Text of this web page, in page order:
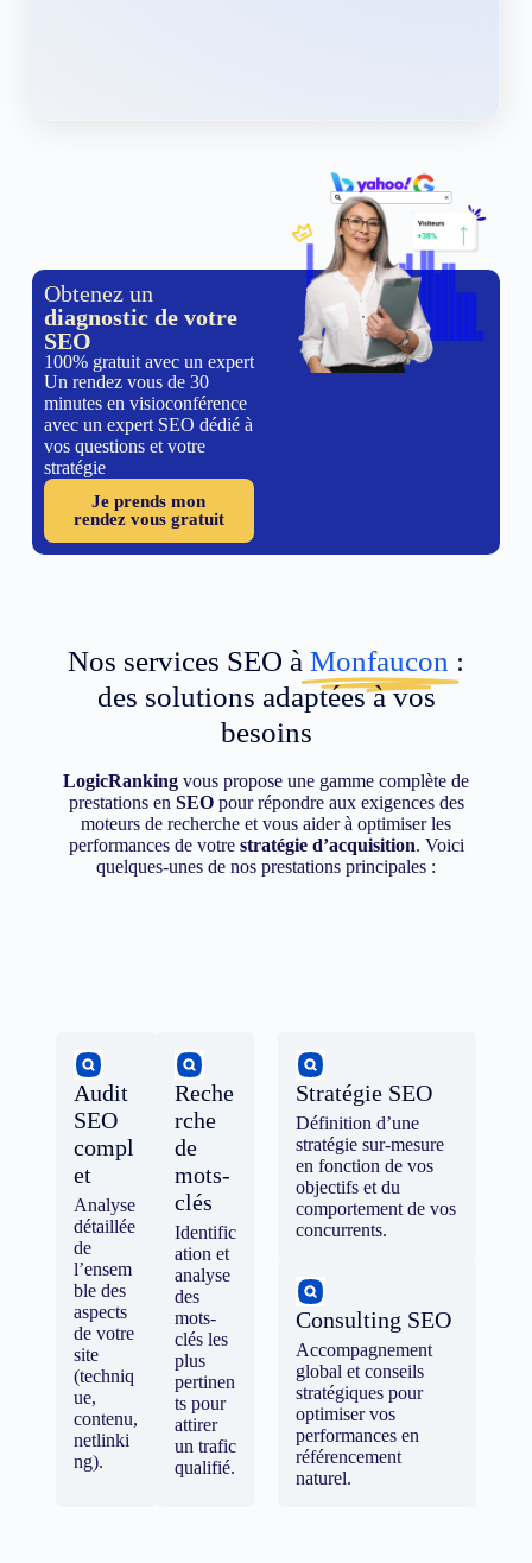
Obtenez un
diagnostic de votre
SEO
100% gratuit avec un expert
Un rendez vous de 30
minutes en visioconférence
avec un expert SEO dédié à
vos questions et votre
stratégie
Je prends mon
rendez vous gratuit
Nos services SEO à Monfaucon :
des solutions adaptées à vos
besoins
LogicRanking vous propose une gamme complète de
prestations en SEOpour répondre aux exigences des
moteurs de recherche et vous aider à optimiser les
performances de votre stratégie d’acquisition. Voici
quelques-unes de nos prestations principales :
Audit
SEO
compl
et
Analyse
détaillée
de
l’ensem
ble des
aspects
de votre
site
(techniq
ue,
contenu,
netlinki
ng).
Reche
rche
de
mots-
clés
Identific
ation et
analyse
des
mots-
clés les
plus
pertinen
ts pour
attirer
un trafic
qualifié.
Stratégie SEO
Définition d’une
stratégie sur-mesure
en fonction de vos
objectifs et du
comportement de vos
concurrents.
Consulting SEO
Accompagnement
global et conseils
stratégiques pour
optimiser vos
performances en
référencement
naturel.